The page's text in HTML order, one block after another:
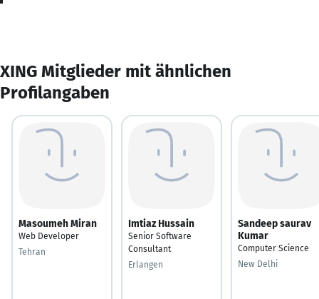
XING Mitglieder mit ähnlichen
Profilangaben
Masoumeh Miran
Web Developer
Tehran
Imtiaz Hussain
Senior Software
Consultant
Erlangen
Sandeep saurav
Kumar
Computer Science
New Delhi